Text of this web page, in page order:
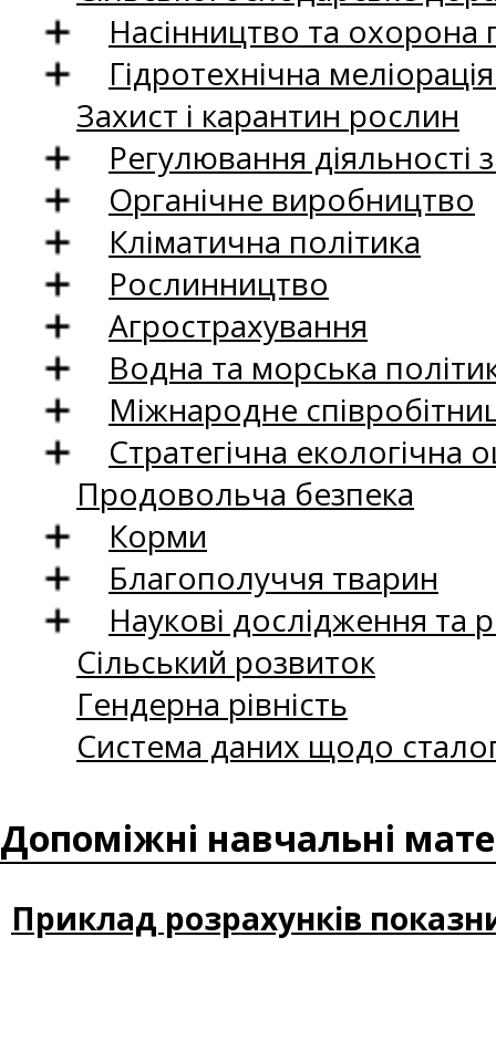
Насінництво та
Гідротехнічна
Захист і карантин рослин
Регулювання
Органічне виробництво
Кліматична політика
Рослинництво
Агрострахування
Водна та морська
Міжнародне
Стратегічна екологічна
Продовольча безпека
Корми
Благополуччя тварин
Наукові дослідження та
Сільський розвиток
Гендерна рівність
Система даних щодо
Допоміжні навчальні
Приклад розрахунків